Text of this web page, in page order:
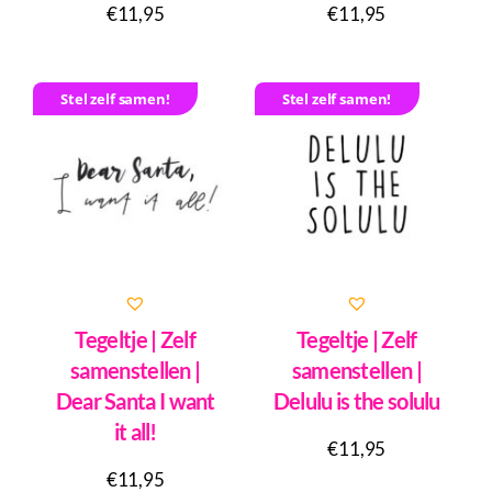
€11,95 €11,95
Stel zelf samen!
Tegeltje | Zelf
samenstellen |
Dear Santa I want
it all!
€11,95
Stel zelf samen!
Tegeltje | Zelf
samenstellen |
Delulu is the solulu
€11,95